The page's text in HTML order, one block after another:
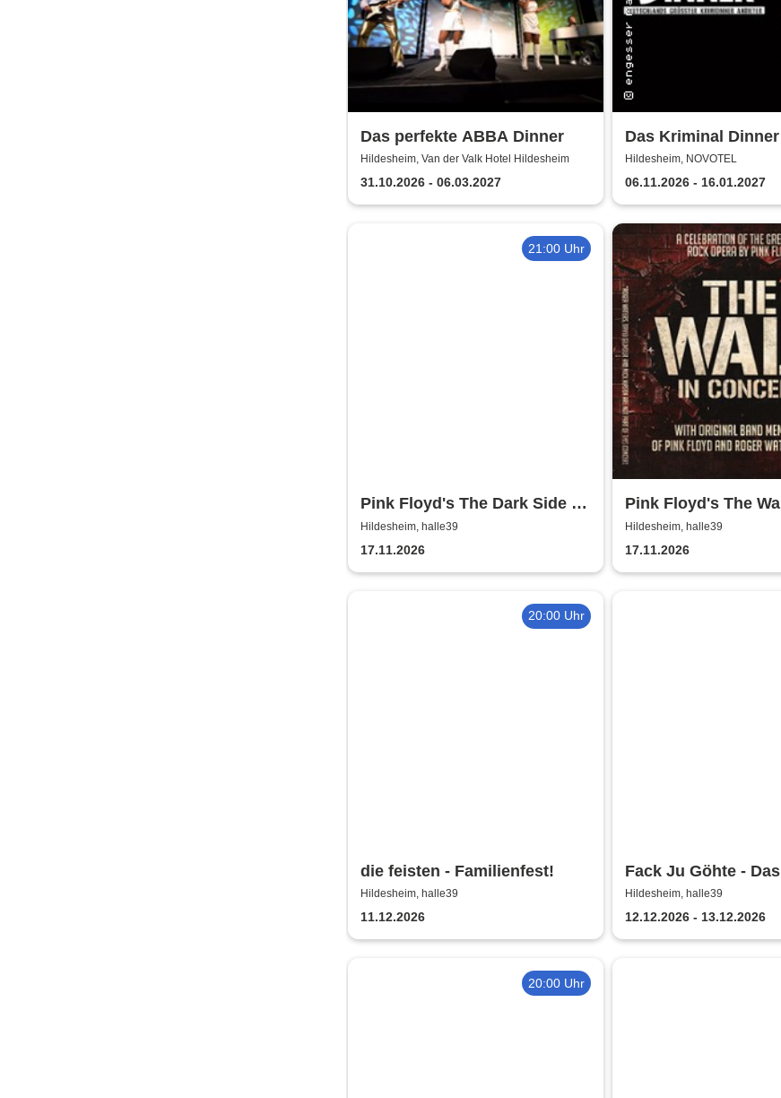
Das perfekte ABBA Dinner
Hildesheim, Van der Valk Hotel Hildesheim
31.10.2026 - 06.03.2027
Das Kriminal
Testament à la Carte
Hildesheim, NOVOTEL
06.11.2026 - 16.01.2027
21:00 Uhr
Pink Floyd's The Dark Side of
the Moon - In Concert
Hildesheim, halle39
17.11.2026
Pink Floyd's The Wall
Hildesheim, halle39
17.11.2026
20:00 Uhr
die feisten - Familienfest!
Hildesheim, halle39
11.12.2026
Fack Ju Göhte -
Hildesheim, halle39
12.12.2026 - 13.12.2026
20:00 Uhr